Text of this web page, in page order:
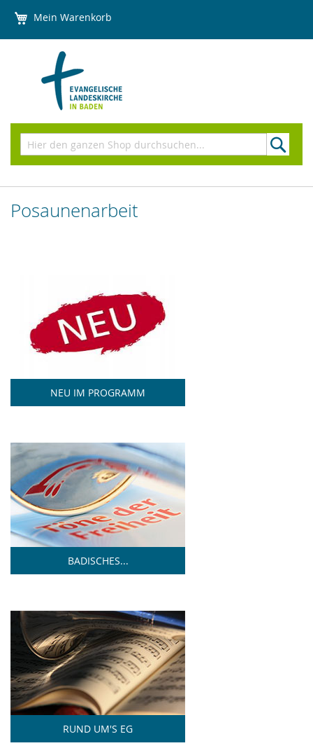
Mein Warenkorb
zum
Suchen
Posaunenarbeit
NEU IM PROGRAMM
BADISCHES...
RUND UM'S EG